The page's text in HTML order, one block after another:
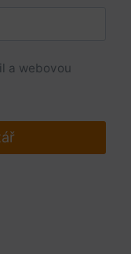
a webovou